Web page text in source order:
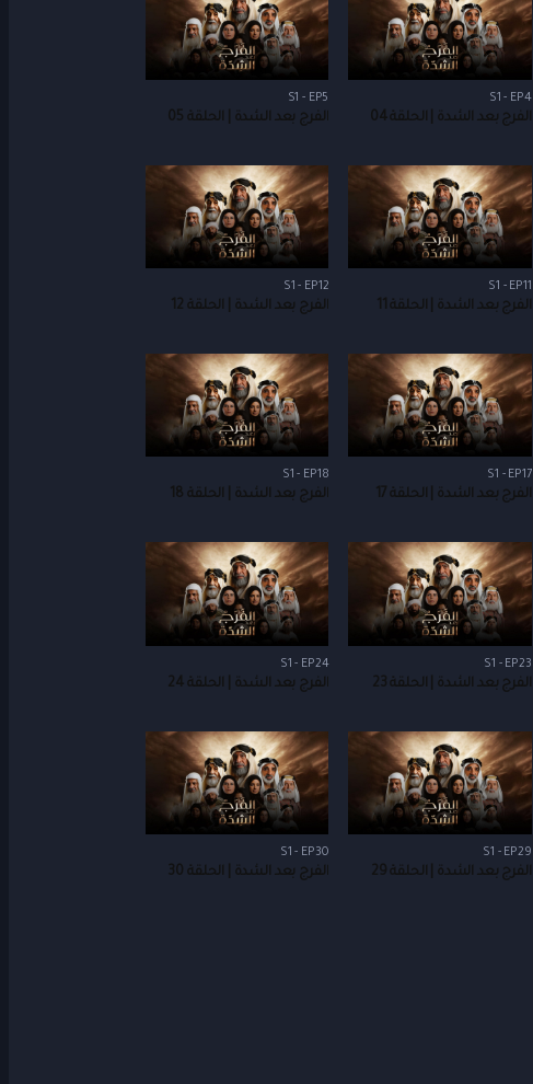
S1 - EP4
الفرج بعد الشدة | الحلقة 04
S1 - EP5
الفرج بعد الشدة | الحلقة 05
S1 - EP11
الفرج بعد الشدة | الحلقة 11
S1 - EP12
الفرج بعد الشدة | الحلقة 12
S1 - EP17
الفرج بعد الشدة | الحلقة 17
S1 - EP18
الفرج بعد الشدة | الحلقة 18
S1 - EP23
الفرج بعد الشدة | الحلقة 23
S1 - EP24
الفرج بعد الشدة | الحلقة 24
S1 - EP29
الفرج بعد الشدة | الحلقة 29
S1 - EP30
الفرج بعد الشدة | الحلقة 30